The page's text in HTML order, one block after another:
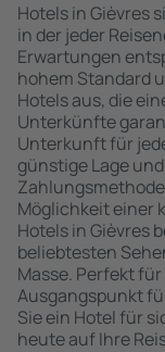
Hotels in Gièvres
in der jeder
Erwartungen
hohem Standard
Hotels aus, die
Unterkünfte
Unterkunft für
günstige Lage
Möglichkeit einer
Hotels in Gièvres
beliebtesten
Masse. Perfekt
Ausgangspunkt
Sie ein Hotel für
heute auf Ihre